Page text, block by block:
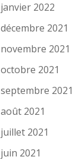
janvier 2022
décembre 2021
novembre 2021
octobre 2021
septembre 2021
août 2021
juillet 2021
juin 2021